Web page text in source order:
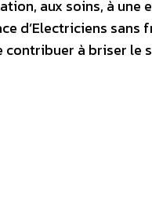
aux soins, à une
d’Electriciens sans
contribuer à briser le